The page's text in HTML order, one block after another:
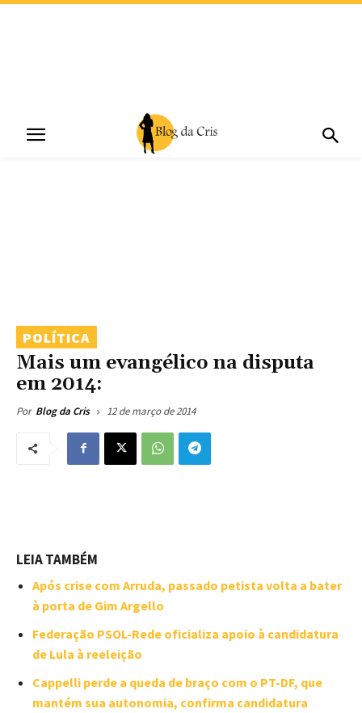
POLÍTICA
Mais um evangélico na disputa
em 2014:
Por Blog da Cris 12 de março de 2014
LEIA TAMBÉM
Após crise com Arruda, passado petista volta a bater
à porta de Gim Argello
Federação PSOL-Rede oficializa apoio à candidatura
de Lula à reeleição
Cappelli perde a queda de braço com o PT-DF, que
mantém sua autonomia, confirma candidatura